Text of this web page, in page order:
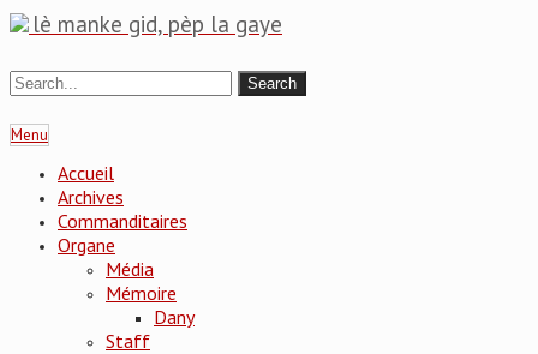
lè manke gid, pèp la gaye
Menu
Accueil
Archives
Commanditaires
Organe
Média
Mémoire
Dany
Staff